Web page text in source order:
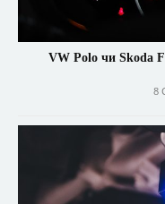
VW Polo чи Skoda
8